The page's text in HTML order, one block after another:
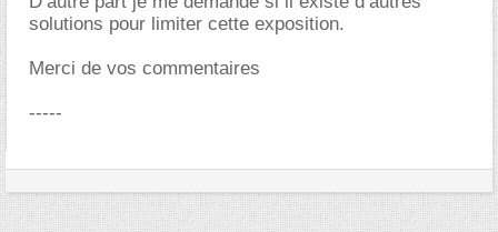
solutions pour limiter cette exposition.
Merci de vos commentaires
-----